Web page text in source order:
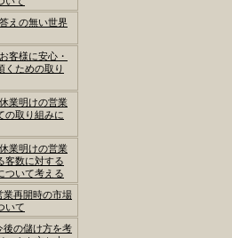
えの無い世界
客様に安心・
くための取り
業明けの営業
の取り組みに
業明けの営業
客数に対する
ついて考える
業再開時の市場
いて
後の儲け方を考